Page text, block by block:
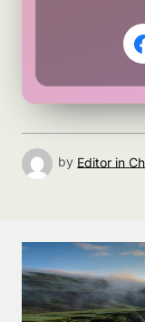
by Editor in